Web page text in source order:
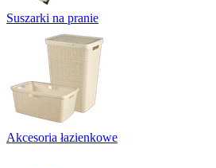
Suszarki na pranie
Akcesoria łazienkowe